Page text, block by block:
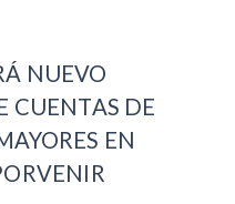
NUEVO
CUENTAS DE
EN